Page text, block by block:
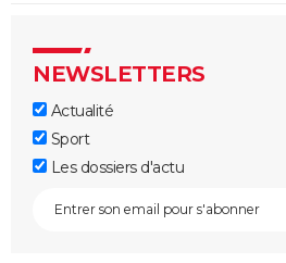
NEWSLETTERS
Actualité
Sport
Les dossiers d'actu